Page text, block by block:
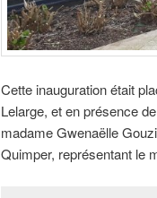
Cette inauguration était
Lelarge, et en présence
madame Gwenaëlle
Quimper, représentant le